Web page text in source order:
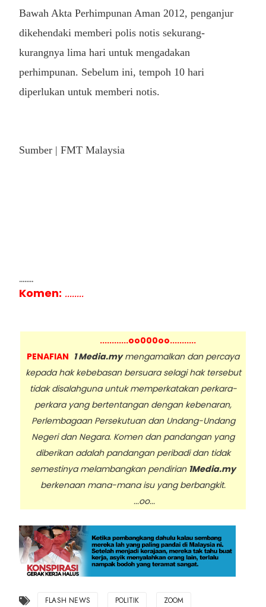
Bawah Akta Perhimpunan Aman 2012, penganjur
dikehendaki memberi polis notis sekurang-
kurangnya lima hari untuk mengadakan
perhimpunan. Sebelum ini, tempoh 10 hari
diperlukan untuk memberi notis.
Sumber | FMT Malaysia
........
Komen: ........
............oo000oo...........
PENAFIAN 1 Media.mymengamalkan dan percaya
kepada hak kebebasan bersuara selagi hak tersebut
tidak disalahguna untuk memperkatakan perkara-
perkara yang bertentangan dengan kebenaran,
Perlembagaan Persekutuan dan Undang-Undang
Negeri dan Negara. Komen dan pandangan yang
diberikan adalah pandangan peribadi dan tidak
semestinya melambangkan pendirian 1Media.my
berkenaan mana-mana isu yang berbangkit.
...oo...
FLASH NEWS POLITIK ZOOM